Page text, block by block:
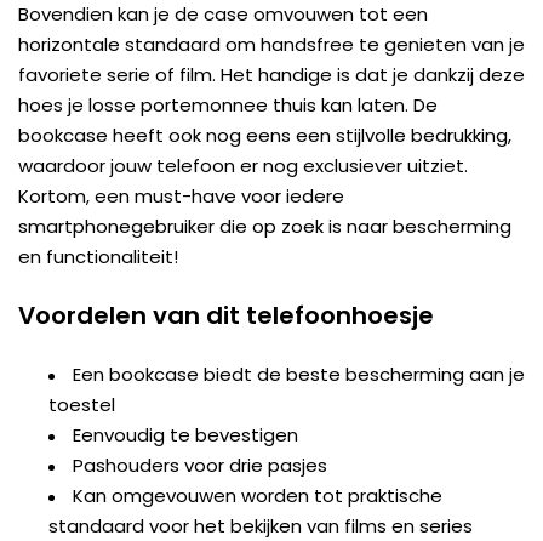
Bovendien kan je de case omvouwen tot een
horizontale standaard om handsfree te genieten van je
favoriete serie of film. Het handige is dat je dankzij deze
hoes je losse portemonnee thuis kan laten. De
bookcase heeft ook nog eens een stijlvolle bedrukking,
waardoor jouw telefoon er nog exclusiever uitziet.
Kortom, een must-have voor iedere
smartphonegebruiker die op zoek is naar bescherming
en functionaliteit!
Voordelen van dit telefoonhoesje
Een bookcase biedt de beste bescherming aan je
toestel
Eenvoudig te bevestigen
Pashouders voor drie pasjes
Kan omgevouwen worden tot praktische
standaard voor het bekijken van films en series